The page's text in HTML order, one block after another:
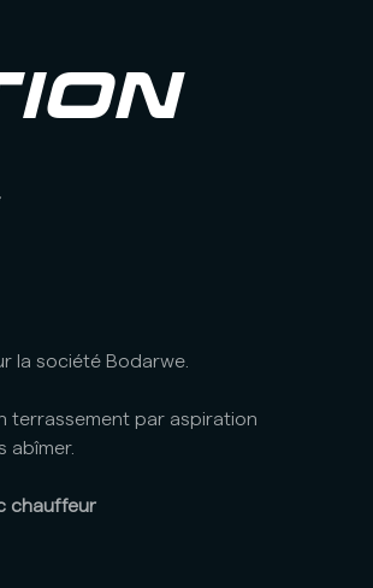
la société Bodarwe.
terrassement par aspiration
abîmer.
chauffeur